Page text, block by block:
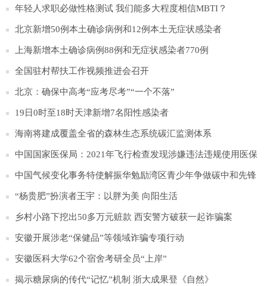
年轻人求职必做性格测试 我们能多大程度相信MBTI？
北京新增50例本土确诊病例和12例本土无症状感染者
上海新增本土确诊病例88例和无症状感染者770例
全国驻村帮扶工作视频推进会召开
北京：确保中高考“应考尽考”“一个不落”
19日0时至18时天津新增7名阳性感染者
海南将建成覆盖全省的森林生态系统碳汇监测体系
中国国家医保局：2021年飞行检查发现涉嫌违法违规使用医保
基金超5亿元
中国气候变化事务特使解振华勉励湾区青少年争做碳中和先锋
“杨贵肥”扮演者王宇：以胖为美 向阳生活
乡村小路下挖出50多万元赃款 西安警方破获一起诈骗案
安徽开展涉老“保健品”等领域诈骗专项行动
安徽医科大学62个宿舍考研全员“上岸”
揭示糖尿病的传代“记忆”机制 浙大成果登《自然》